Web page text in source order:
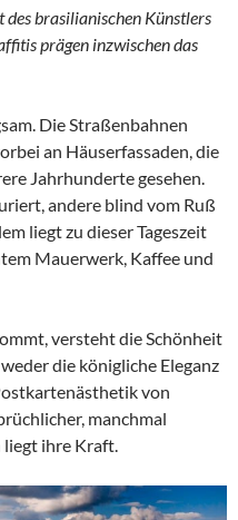
brasilianischen Künstlers
prägen inzwischen das
Die Straßenbahnen
an Häuserfassaden, die
Jahrhunderte gesehen.
andere blind vom Ruß
liegt zu dieser Tageszeit
Mauerwerk, Kaffee und
versteht die Schönheit
die königliche Eleganz
von
manchmal
liegt ihre Kraft.